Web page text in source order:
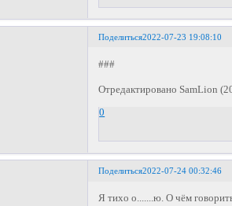
Поделиться2022-07-23 19:08:10
###
Отредактировано SamLion
0
Поделиться2022-07-24 00:32:46
Я тихо о.......ю. О чём